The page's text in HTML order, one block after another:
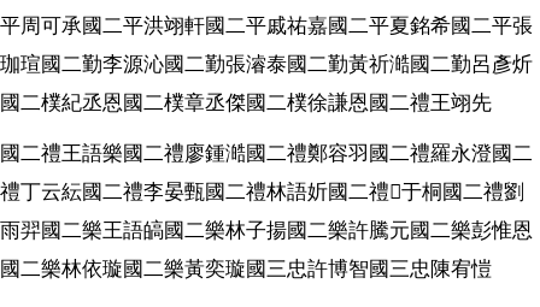
平周可承國二平洪翊軒國二平戚祐嘉國二平夏銘希國二平張
珈瑄國二勤李源沁國二勤張濬泰國二勤黃祈澔國二勤呂彥炘
國二樸紀丞恩國二樸章丞傑國二樸徐謙恩國二禮王翊先
國二禮王語樂國二禮廖鍾澔國二禮鄭容羽國二禮羅永澄國二
禮丁云紜國二禮李晏甄國二禮林語妡國二禮𡍼于桐國二禮劉
雨羿國二樂王語皜國二樂林子揚國二樂許騰元國二樂彭惟恩
國二樂林依璇國二樂黃奕璇國三忠許博智國三忠陳宥愷